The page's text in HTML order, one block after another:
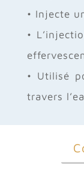
• Injecte
•
• Utilisé
travers